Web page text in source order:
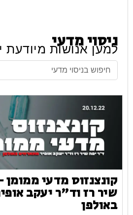
ניסוי מדעי
למען אנושות מיודעת
קונצנזוס מדעי
שיר רז וד"ר יעקב
באולפן